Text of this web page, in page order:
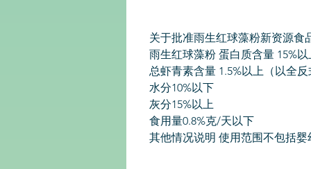
关于批准雨生红球藻粉新资源食
雨生红球藻粉 蛋白质含量 15%以
总虾青素含量 1.5%以上（以全反
水分10%以下
灰分15%以上
食用量0.8%克/天以下
其他情况说明 使用范围不包括婴